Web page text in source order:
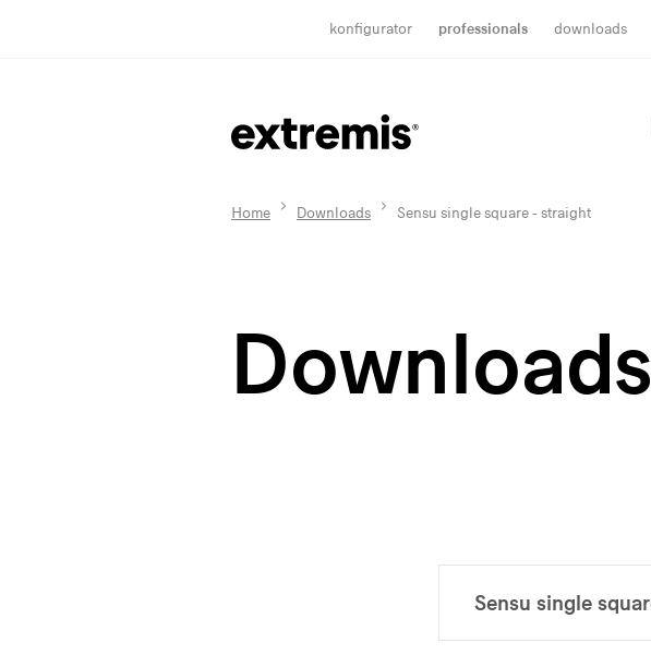
konfigurator professionals downloads
Home Downloads Sensu single square - straight
Downloads